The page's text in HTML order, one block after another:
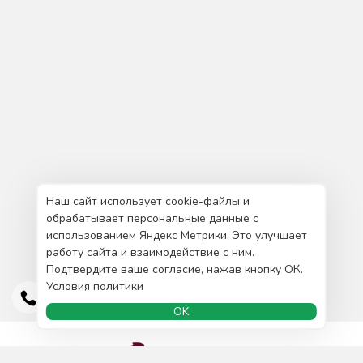
Наш сайт использует cookie-файлы и
обрабатывает персональные данные с
использованием Яндекс Метрики. Это улучшает
работу сайта и взаимодействие с ним.
Подтвердите ваше согласие, нажав кнопку ОК.
Условия политики
OK